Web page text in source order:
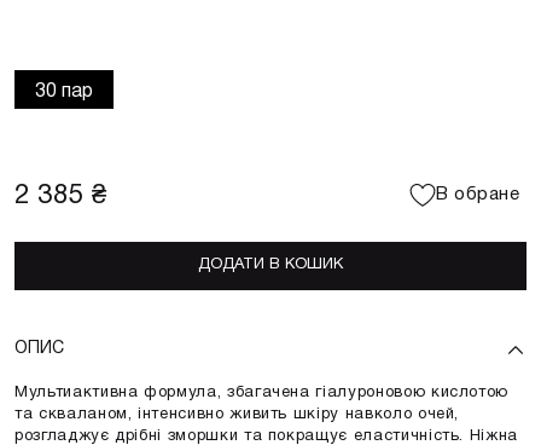
30 пар
2 385 ₴ В обране
ДОДАТИ В КОШИК
ОПИС
Мультиактивна формула, збагачена гіалуроновою кислотою
та скваланом, інтенсивно живить шкіру навколо очей,
розгладжує дрібні зморшки та покращує еластичність. Ніжна